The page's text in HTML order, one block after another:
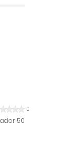
0
50